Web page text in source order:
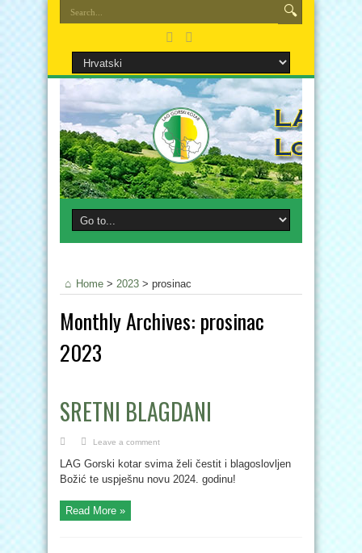
Home > 2023 > prosinac
Monthly Archives: prosinac
2023
SRETNI BLAGDANI
Leave a comment
LAG Gorski kotar svima želi čestit i blagoslovljen
Božić te uspješnu novu 2024. godinu!
Read More »